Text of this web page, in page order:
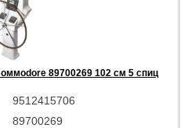
89700269 102 см 5 спиц
9512415706
89700269